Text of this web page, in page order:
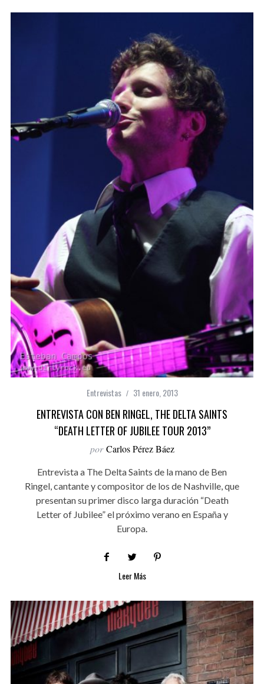
Entrevistas 31 enero, 2013
ENTREVISTA CON BEN RINGEL, THE DELTA SAINTS
“DEATH LETTER OF JUBILEE TOUR 2013”
por Carlos Pérez Báez
Entrevista a The Delta Saints de la mano de Ben
Ringel, cantante y compositor de los de Nashville, que
presentan su primer disco larga duración “Death
Letter of Jubilee” el próximo verano en España y
Europa.
Leer Más